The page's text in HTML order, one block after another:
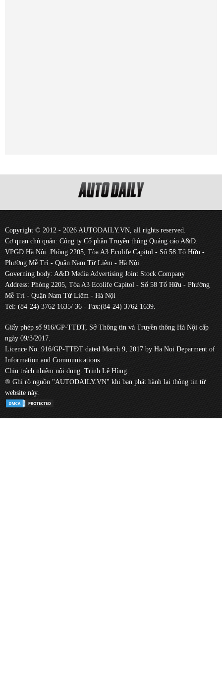
Copyright © 2012 - 2026 AUTODAILY.VN, all rights reserved.
Cơ quan chủ quản: Công ty Cổ phần Truyền thông Quảng cáo A&D.
VPGD Hà Nội: Phòng 2205, Tòa A3 Ecolife Capitol - Số 58 Tố Hữu -
Phường Mễ Trì - Quận Nam Từ Liêm - Hà Nội
Governing body: A&D Media Advertising Joint Stock Company
Address: Phòng 2205, Tòa A3 Ecolife Capitol - Số 58 Tố Hữu - Phường
Mễ Trì - Quận Nam Từ Liêm - Hà Nội
Tel: (84-24) 3762 1635/ 36 - Fax:(84-24) 3762 1639.
Giấy phép số 916/GP-TTĐT, Sở Thông tin và Truyền thông Hà Nội cấp
ngày 09/3/2017.
Licence No. 916/GP-TTĐT dated March 9, 2017 by Ha Noi Deparment of
Information and Communications.
Chịu trách nhiệm nội dung: Trịnh Lê Hùng.
® Ghi rõ nguồn "AUTODAILY.VN" khi bạn phát hành lại thông tin từ
website này.